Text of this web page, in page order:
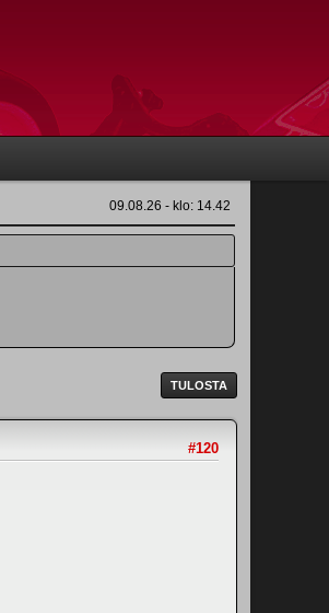
09.08.26 - klo: 14.42
TULOSTA
#120